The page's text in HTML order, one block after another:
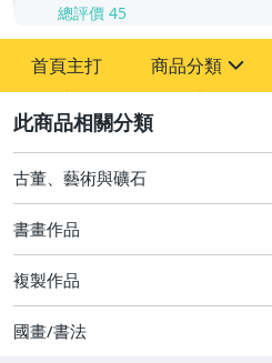
總評價 45
首頁主打 商品分類
其它
古董、藝術與礦石
書畫作品
複製作品
國畫/書法